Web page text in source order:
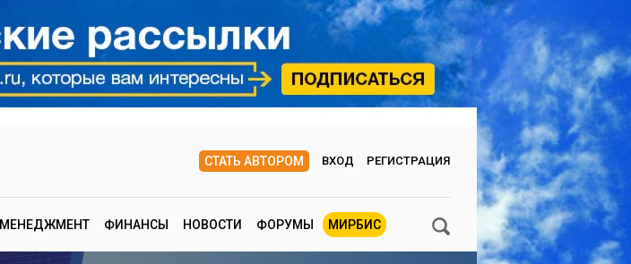
СТАТЬ АВТОРОМ ВХОД РЕГИСТРАЦИЯ
МЕНЕДЖМЕНТ ФИНАНСЫ НОВОСТИ ФОРУМЫ МИРБИС